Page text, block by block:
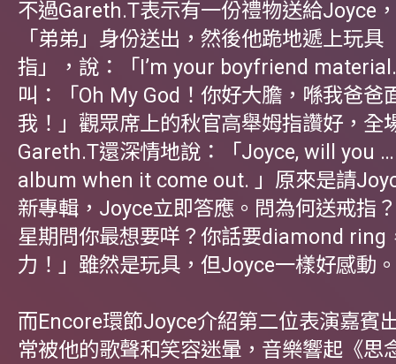
不過Gareth.T表示有一份禮物送給Joyce
「弟弟」身份送出，然後他跪地遞上玩具
指」，說：「I’m your boyfriend
叫：「Oh My God！你好大膽，喺我爸爸
我！」觀眾席上的秋官高舉姆指讚好，全
Gareth.T還深情地說：「Joyce, will you
album when it come out. 」原來是請
新專輯，Joyce立即答應。問為何送戒指
星期問你最想要咩？你話要diamond ring
力！」雖然是玩具，但Joyce一樣好感動。
而Encore環節Joyce介紹第二位表演嘉賓
常被他的歌聲和笑容迷暈，音樂響起《思